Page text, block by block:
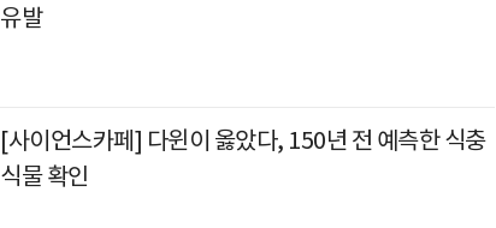
유발
[사이언스카페] 다윈이 옳았다, 150년 전 예측한 식충
식물 확인